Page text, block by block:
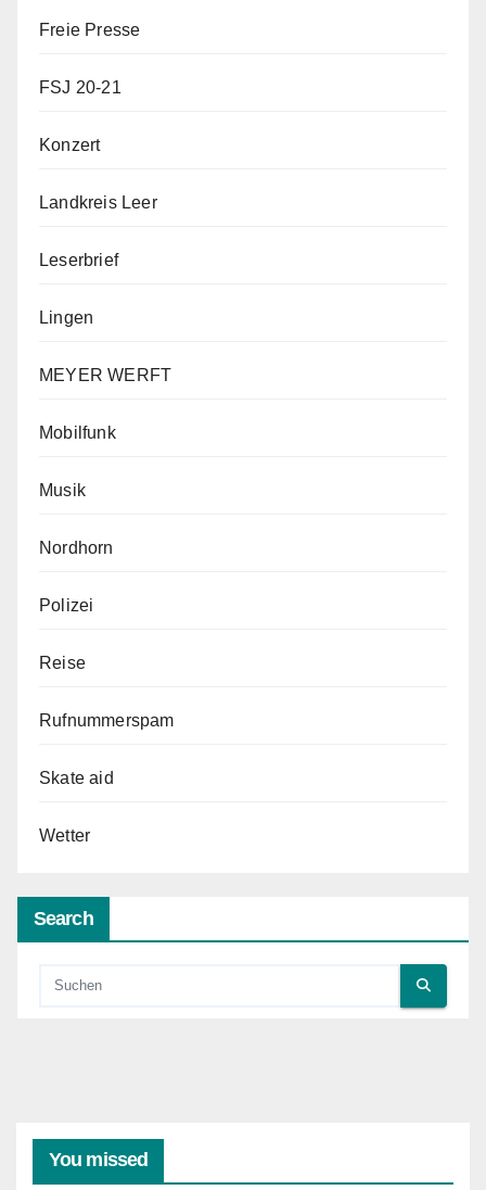
Freie Presse
FSJ 20-21
Konzert
Landkreis Leer
Leserbrief
Lingen
MEYER WERFT
Mobilfunk
Musik
Nordhorn
Polizei
Reise
Rufnummerspam
Skate aid
Wetter
Search
You missed